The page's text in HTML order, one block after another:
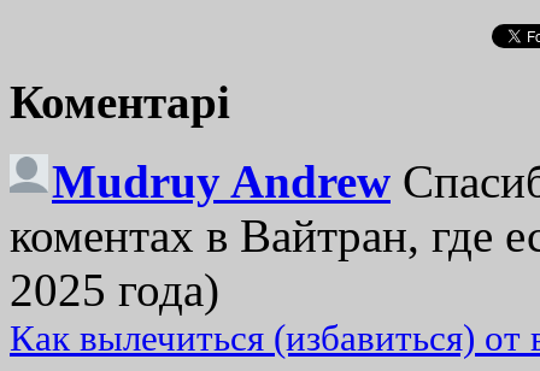
Коментарі
Mudruy Andrew
коментах в Вайтран, где
2025 года)
Как вылечиться (избавиться)